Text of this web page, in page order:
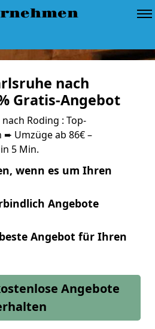
nach
Gratis-Angebot
Roding : Top-
Umzüge ab 86€ –
5 Min.
wenn es um Ihren
Angebote
Angebot für Ihren
Angebote